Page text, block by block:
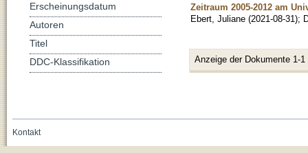
Zeitraum 2005-2012 am
Ebert, Juliane (2021-08-31);
Anzeige der Dokumente 1-1
Erscheinungsdatum
Autoren
Titel
DDC-Klassifikation
Kontakt